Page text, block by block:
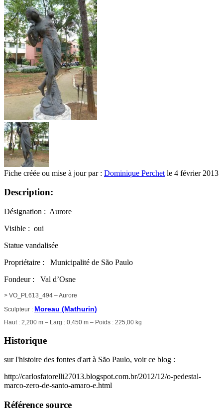
Fiche créée ou mise à jour par : Dominique Perchet le 4 février 2013
Description:
Désignation : Aurore
Visible : oui
Statue vandalisée
Propriétaire : Municipalité de São Paulo
Fondeur : Val d’Osne
> VO_PL613_494 – Aurore
Sculpteur : Moreau (Mathurin)
Haut : 2,200 m – Larg : 0,450 m – Poids : 225,00 kg
Historique
sur l'histoire des fontes d'art à São Paulo, voir ce blog :
http://carlosfatorelli27013.blogspot.com.br/2012/12/o-pedestal-
marco-zero-de-santo-amaro-e.html
Référence source